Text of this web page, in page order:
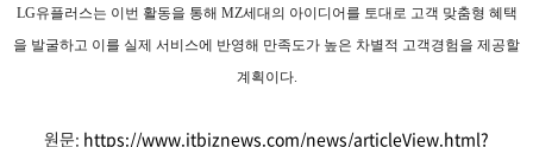
LG유플러스는 이번 활동을 통해 MZ세대의 아이디어를 토대로 고객 맞춤형 혜택
을 발굴하고 이를 실제 서비스에 반영해 만족도가 높은 차별적 고객경험을 제공할
계획이다.
원문: https://www.itbiznews.com/news/articleView.html?